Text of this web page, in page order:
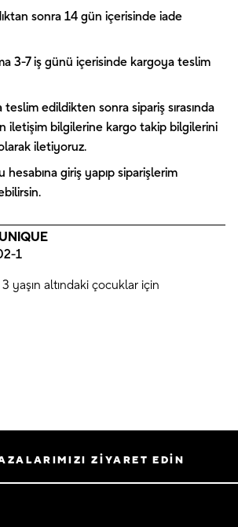
sonra 14 gün içerisinde iade
3-7 iş günü içerisinde kargoya teslim
edildikten sonra sipariş sırasında
iletişim bilgilerine kargo takip bilgilerini
iletiyoruz.
hesabına giriş yapıp siparişlerim
1
yaşın altındaki çocuklar için
ZİYARET EDİN